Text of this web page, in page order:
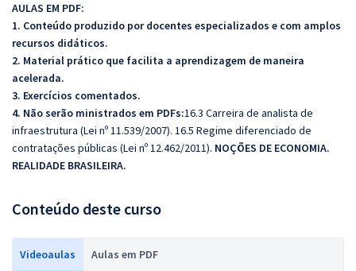
AULAS EM PDF:
1. Conteúdo produzido por docentes especializados e com amplos
recursos didáticos.
2. Material prático que facilita a aprendizagem de maneira
acelerada.
3. Exercícios comentados.
4. Não serão ministrados em PDFs:16.3 Carreira de analista de
infraestrutura (Lei nº 11.539/2007). 16.5 Regime diferenciado de
contratações públicas (Lei nº 12.462/2011). NOÇÕES DE ECONOMIA.
REALIDADE BRASILEIRA.
Conteúdo deste curso
Videoaulas Aulas em PDF